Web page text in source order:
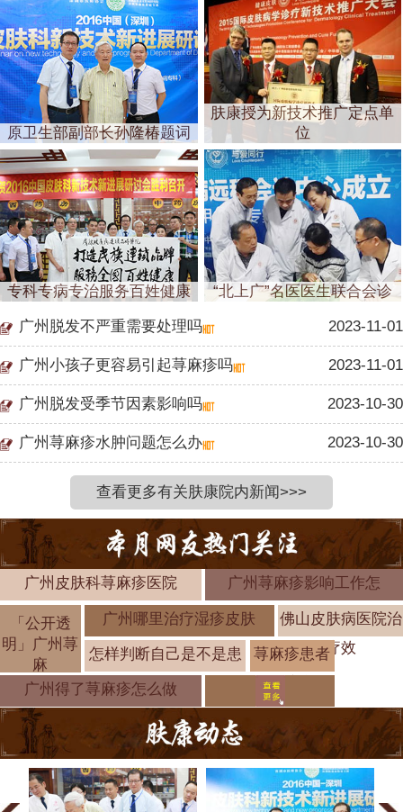
原卫生部副部长孙隆椿题词
肤康授为新技术推广定点单
位
专科专病专治服务百姓健康 “北上广”名医医生联合会诊
广州脱发不严重需要处理吗 2023-11-01
广州小孩子更容易引起荨麻疹吗 2023-11-01
广州脱发受季节因素影响吗 2023-10-30
广州荨麻疹水肿问题怎么办 2023-10-30
查看更多有关肤康院内新闻>>>
广州皮肤科荨麻疹医院 广州荨麻疹影响工作怎
「公开透
明」广州荨
麻
广州哪里治疗湿疹皮肤
佛山皮肤病医院治
疗效
怎样判断自己是不是患
荨麻疹患者
饮食注意事
广州得了荨麻疹怎么做